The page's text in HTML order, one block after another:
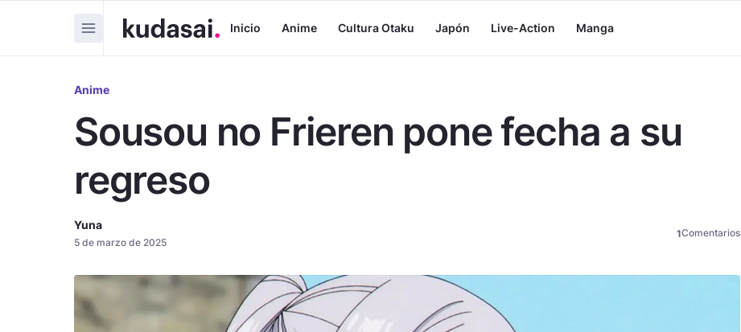
Inicio Anime Cultura Otaku Japón Live-Action Manga
Anime
Sousou no Frieren pone fecha a su
regreso
Yuna
5 de marzo de 2025
1Comentarios